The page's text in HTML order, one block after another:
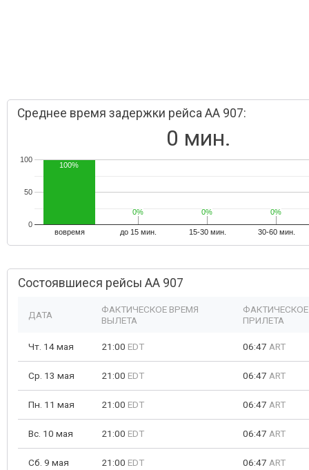
Среднее время задержки рейса AA 907:
0 мин.
вовремя до 15 мин. 15-30 мин. 30-60 мин.
0
50
100
100%
0%
0% 0%
0% 0%
0%
Состоявшиеся рейсы AA 907
ДАТА
ФАКТИЧЕСКОЕ ВРЕМЯ
ВЫЛЕТА
ПРИЛЕТА
Чт. 14 мая 21:00 EDT 06:47 ART
Ср. 13 мая 21:00 EDT 06:47 ART
Пн. 11 мая 21:00 EDT 06:47 ART
Вс. 10 мая 21:00 EDT 06:47 ART
Сб. 9 мая 21:00 EDT 06:47 ART